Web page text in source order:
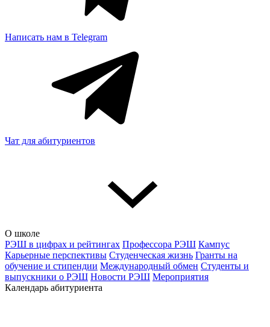
Написать нам в Telegram
Чат для абитуриентов
О школе
РЭШ в цифрах и рейтингах Профессора РЭШ Кампус
Карьерные перспективы Студенческая жизнь Гранты на
обучение и стипендии Международный обмен Студенты и
выпускники о РЭШ Новости РЭШ Мероприятия
Календарь абитуриента